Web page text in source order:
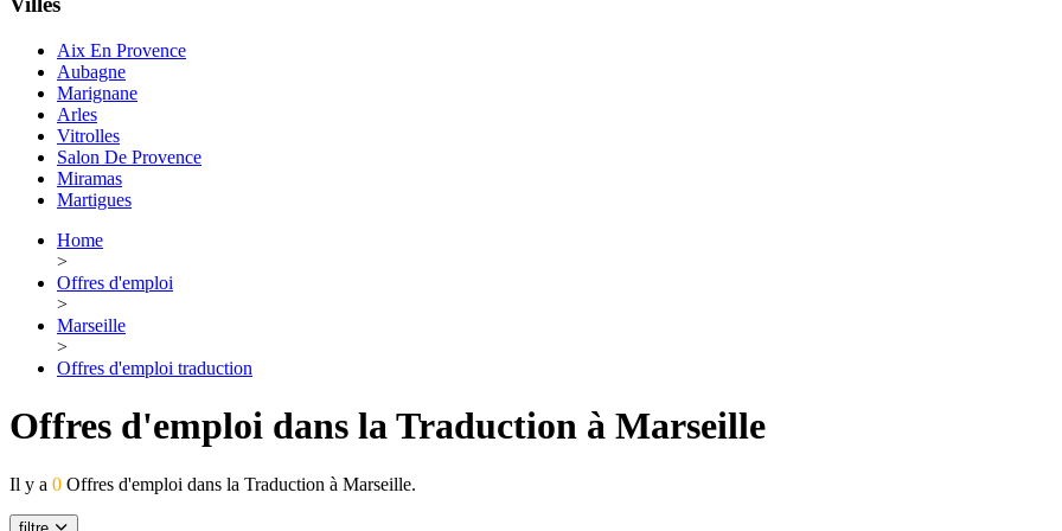
Aix En Provence
Aubagne
Marignane
Arles
Vitrolles
Salon De Provence
Miramas
Martigues
Home
>
Offres d'emploi
>
Marseille
>
Offres d'emploi traduction
Offres d'emploi dans la Traduction à Marseille
Il y a 0 Offres d'emploi dans la Traduction à Marseille.